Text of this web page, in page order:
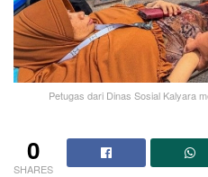
Petugas dari Dinas Sosial Kalyara
0
SHARES